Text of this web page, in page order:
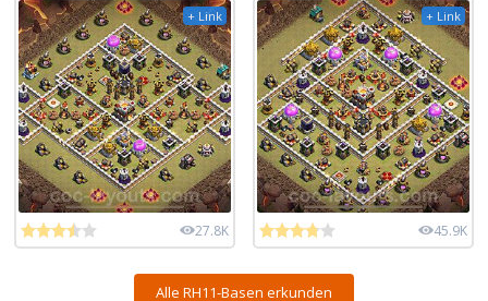
+ Link
27.8K
+ Link
45.9K
Alle RH11-Basen erkunden